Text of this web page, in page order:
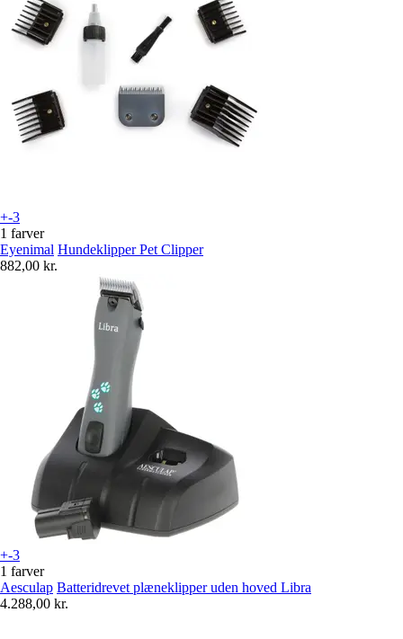
+-3
1 farver
Eyenimal Hundeklipper Pet Clipper
882,00 kr.
+-3
1 farver
Aesculap Batteridrevet plæneklipper uden hoved Libra
4.288,00 kr.